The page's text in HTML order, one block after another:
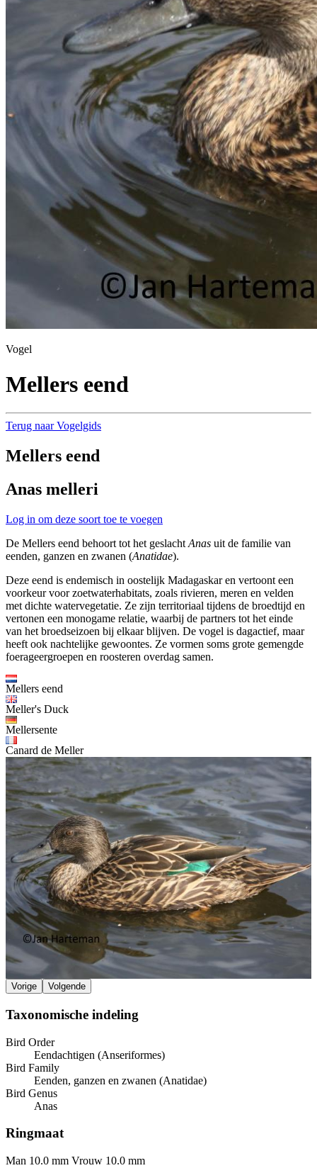
Vogel
Mellers eend
Terug naar Vogelgids
Mellers eend
Anas melleri
Log in om deze soort toe te voegen
De Mellers eend behoort tot het geslacht Anas uit de familie van
eenden, ganzen en zwanen (Anatidae).
Deze eend is endemisch in oostelijk Madagaskar en vertoont een
voorkeur voor zoetwaterhabitats, zoals rivieren, meren en velden
met dichte watervegetatie. Ze zijn territoriaal tijdens de broedtijd en
vertonen een monogame relatie, waarbij de partners tot het einde
van het broedseizoen bij elkaar blijven. De vogel is dagactief, maar
heeft ook nachtelijke gewoontes. Ze vormen soms grote gemengde
foerageergroepen en roosteren overdag samen.
Mellers eend
Meller's Duck
Mellersente
Canard de Meller
Vorige Volgende
Taxonomische indeling
Bird Order
Eendachtigen (Anseriformes)
Bird Family
Eenden, ganzen en zwanen (Anatidae)
Bird Genus
Anas
Ringmaat
Man 10.0 mm Vrouw 10.0 mm